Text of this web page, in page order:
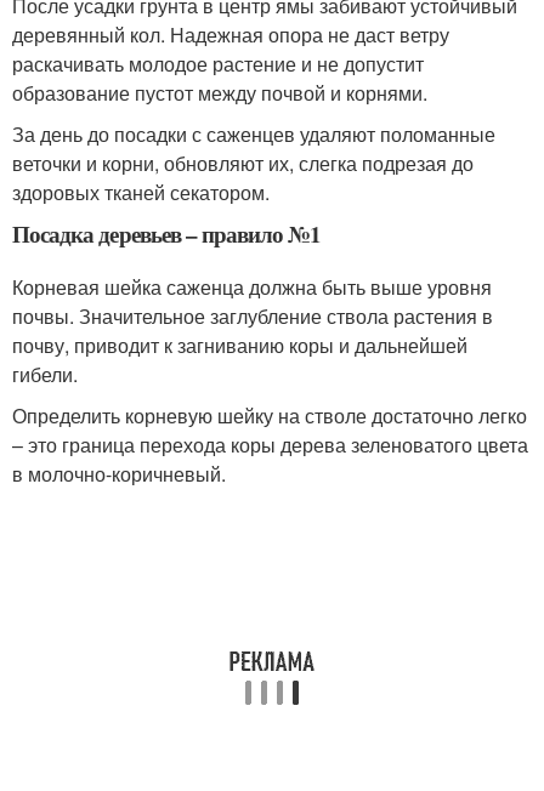
деревянный кол. Надежная опора не даст ветру
раскачивать молодое растение и не допустит
образование пустот между почвой и корнями.
За день до посадки с саженцев удаляют поломанные
веточки и корни, обновляют их, слегка подрезая до
здоровых тканей секатором.
Посадка деревьев – правило №1
Корневая шейка саженца должна быть выше уровня
почвы. Значительное заглубление ствола растения в
почву, приводит к загниванию коры и дальнейшей
гибели.
Определить корневую шейку на стволе достаточно легко
– это граница перехода коры дерева зеленоватого цвета
в молочно-коричневый.